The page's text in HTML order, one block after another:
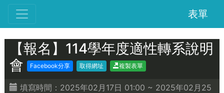
表單
【報名】114學年度適性轉系說明
會
Facebook分享 取得網址 複製表單
填寫時間：2025年02月17日 01:00 ~ 2025年02月25